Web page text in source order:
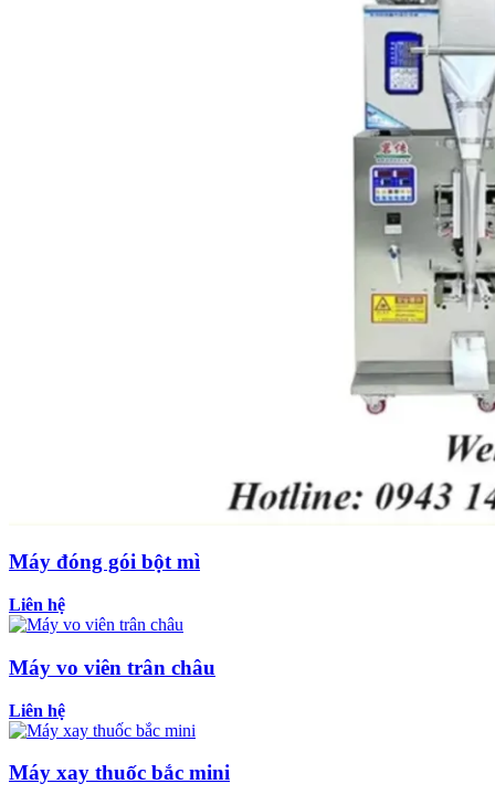
Máy đóng gói bột mì
Liên hệ
Máy vo viên trân châu
Liên hệ
Máy xay thuốc bắc mini